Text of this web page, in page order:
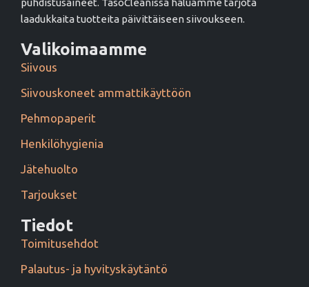
puhdistusaineet. TasoCleanissa haluamme tarjota
laadukkaita tuotteita päivittäiseen siivoukseen.
Valikoimaamme
Siivous
Siivouskoneet ammattikäyttöön
Pehmopaperit
Henkilöhygienia
Jätehuolto
Tarjoukset
Tiedot
Toimitusehdot
Palautus- ja hyvityskäytäntö